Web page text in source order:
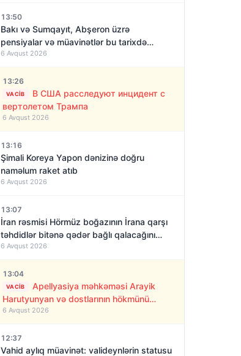
13:50
Bakı və Sumqayıt, Abşeron üzrə
pensiyalar və müavinətlər bu tarixdə
veriləcək
6 Avqust 2026
13:26
VACIB
В США расследуют инцидент с
вертолетом Трампа
6 Avqust 2026
13:16
Şimali Koreya Yapon dənizinə doğru
naməlum raket atıb
6 Avqust 2026
13:07
İran rəsmisi Hörmüz boğazının İrana qarşı
təhdidlər bitənə qədər bağlı qalacağını
deyir
6 Avqust 2026
13:04
VACIB
Apellyasiya məhkəməsi Arayik
Harutyunyan və dostlarının hökmünü
qüvvədə saxladı!
6 Avqust 2026
12:37
Vahid aylıq müavinət: valideynlərin statusu